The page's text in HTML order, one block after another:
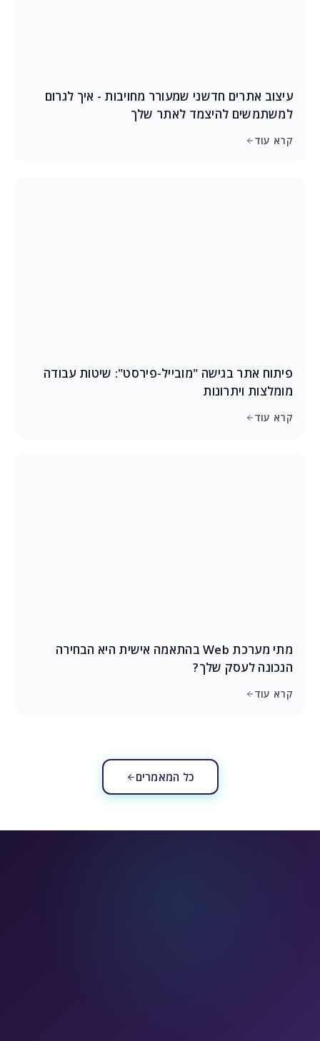
עיצוב אתרים חדשני שמעורר מחויבות - איך לגרום
למשתמשים להיצמד לאתר שלך
קרא עוד
פיתוח אתר בגישה "מובייל-פירסט": שיטות עבודה
מומלצות ויתרונות
קרא עוד
מתי מערכת Web בהתאמה אישית היא הבחירה
הנכונה לעסק שלך?
קרא עוד
כל המאמרים